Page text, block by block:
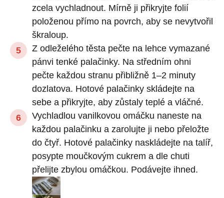
zcela vychladnout. Mírně ji přikryjte folií
položenou přímo na povrch, aby se nevytvořil
škraloup.
Z odleželého těsta pečte na lehce vymazané
pánvi tenké palačinky. Na středním ohni
pečte každou stranu přibližně 1–2 minuty
dozlatova. Hotové palačinky skládejte na
sebe a přikryjte, aby zůstaly teplé a vláčné.
Vychladlou vanilkovou omáčku naneste na
každou palačinku a zarolujte ji nebo přeložte
do čtyř. Hotové palačinky naskládejte na talíř,
posypte moučkovým cukrem a dle chuti
přelijte zbylou omáčkou. Podávejte ihned.